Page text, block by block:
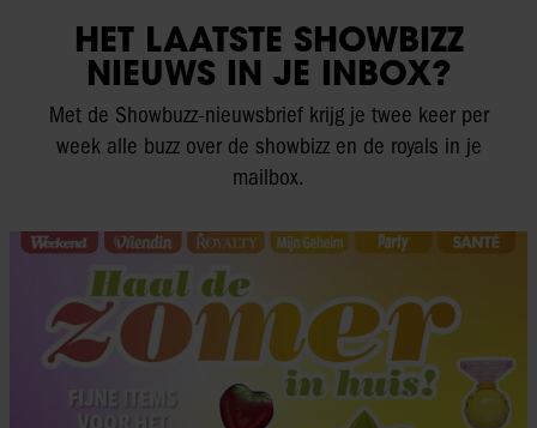
HET LAATSTE SHOWBIZZ
NIEUWS IN JE INBOX?
Met de Showbuzz-nieuwsbrief krijg je twee keer per
week alle buzz over de showbizz en de royals in je
mailbox.